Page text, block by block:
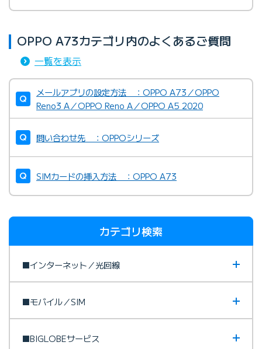
OPPO A73カテゴリ内のよくあるご質問
一覧を表示
メールアプリの設定方法 ：OPPO A73／OPPO
Reno3 A／OPPO Reno A／OPPO A5 2020
問い合わせ先 ：OPPOシリーズ
SIMカードの挿入方法 ：OPPO A73
カテゴリ検索
■インターネット／光回線
■モバイル／SIM
■BIGLOBEサービス